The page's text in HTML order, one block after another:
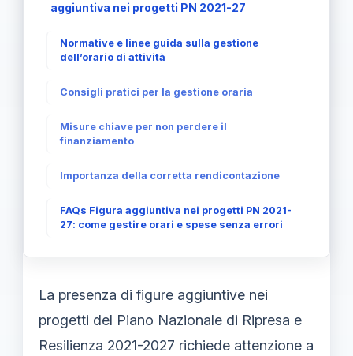
aggiuntiva nei progetti PN 2021-27
Normative e linee guida sulla gestione
dell’orario di attività
Consigli pratici per la gestione oraria
Misure chiave per non perdere il
finanziamento
Importanza della corretta rendicontazione
FAQs Figura aggiuntiva nei progetti PN 2021-
27: come gestire orari e spese senza errori
La presenza di figure aggiuntive nei
progetti del Piano Nazionale di Ripresa e
Resilienza 2021-2027 richiede attenzione a